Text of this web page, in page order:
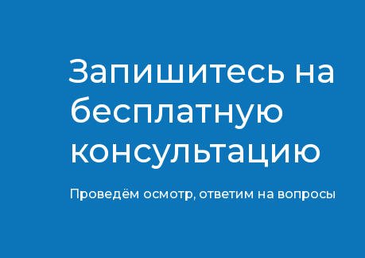
Запишитесь на
бесплатную
консультацию​​​​​​​
Проведём осмотр, ответим на вопросы